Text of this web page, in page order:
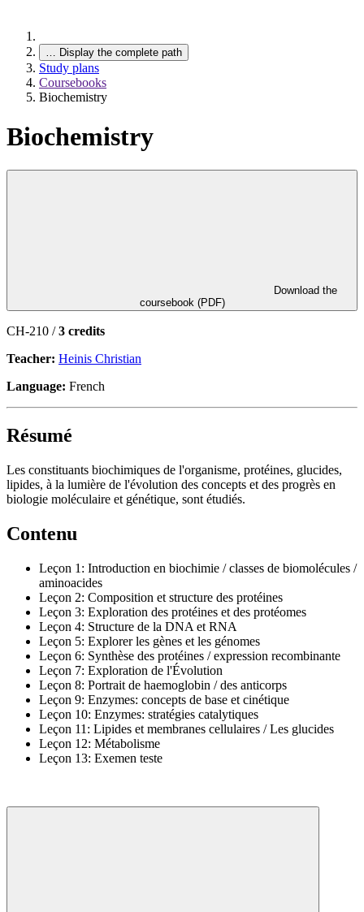
… Display the complete path
Study plans
Coursebooks
Biochemistry
Biochemistry
coursebook (PDF)
CH-210 /3 credits
Teacher: Heinis Christian
Language: French
Résumé
Les constituants biochimiques de l'organisme, protéines, glucides,
lipides, à la lumière de l'évolution des concepts et des progrès en
biologie moléculaire et génétique, sont étudiés.
Contenu
Leçon 1: Introduction en biochimie / classes de biomolécules /
aminoacides
Leçon 2: Composition et structure des protéines
Leçon 3: Exploration des protéines et des protéomes
Leçon 4: Structure de la DNA et RNA
Leçon 5: Explorer les gènes et les génomes
Leçon 6: Synthèse des protéines / expression recombinante
Leçon 7: Exploration de l'Évolution
Leçon 8: Portrait de haemoglobin / des anticorps
Leçon 9: Enzymes: concepts de base et cinétique
Leçon 10: Enzymes: stratégies catalytiques
Leçon 11: Lipides et membranes cellulaires / Les glucides
Leçon 12: Métabolisme
Leçon 13: Exemen teste